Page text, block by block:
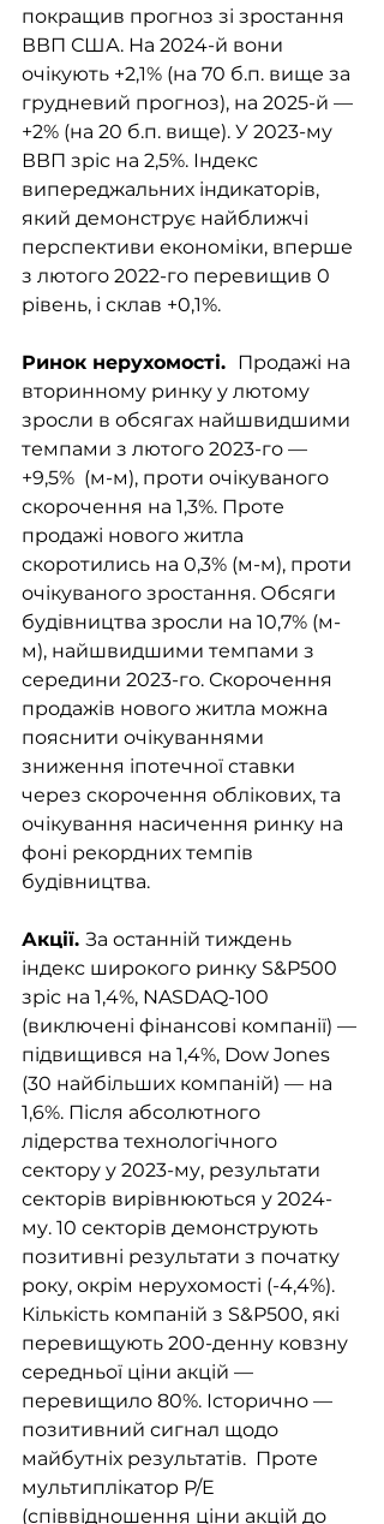
покращив прогноз зі зростання
ВВП США. На 2024-й вони
очікують +2,1% (на 70 б.п. вище за
грудневий прогноз), на 2025-й —
+2% (на 20 б.п. вище). У 2023-му
ВВП зріс на 2,5%. Індекс
випереджальних індикаторів,
який демонструє найближчі
перспективи економіки, вперше
з лютого 2022-го перевищив 0
рівень, і склав +0,1%.
Ринок нерухомості. Продажі на
вторинному ринку у лютому
зросли в обсягах найшвидшими
темпами з лютого 2023-го —
+9,5%  (м-м), проти очікуваного
скорочення на 1,3%. Проте
продажі нового житла
скоротились на 0,3% (м-м), проти
очікуваного зростання. Обсяги
будівництва зросли на 10,7% (м-
м), найшвидшими темпами з
середини 2023-го. Скорочення
продажів нового житла можна
пояснити очікуваннями
зниження іпотечної ставки
через скорочення облікових, та
очікування насичення ринку на
фоні рекордних темпів
будівництва.
Акції. За останній тиждень
індекс широкого ринку S&P500
зріс на 1,4%, NASDAQ-100
(виключені фінансові компанії) —
підвищився на 1,4%, Dow Jones
(30 найбільших компаній) — на
1,6%. Після абсолютного
лідерства технологічного
сектору у 2023-му, результати
секторів вирівнюються у 2024-
му. 10 секторів демонструють
позитивні результати з початку
року, окрім нерухомості (-4,4%).
Кількість компаній з S&P500, які
перевищують 200-денну ковзну
середньої ціни акцій —
перевищило 80%. Історично —
позитивний сигнал щодо
майбутніх результатів.  Проте
мультиплікатор P/E
(співвідношення ціни акцій до